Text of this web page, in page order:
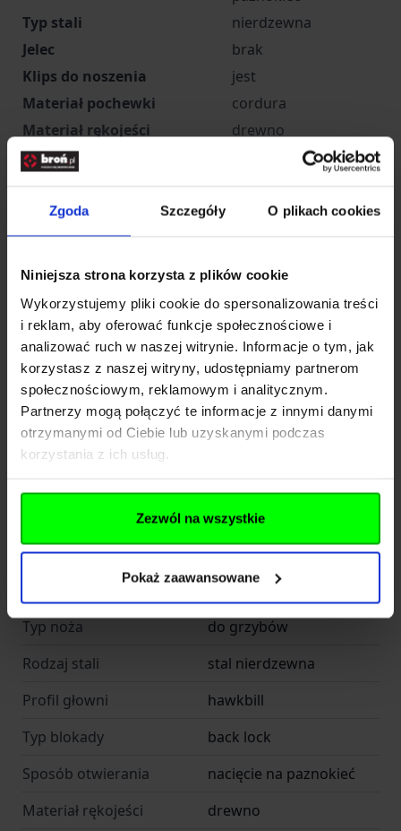
Zgoda Szczegóły O plikach cookies
Niniejsza strona korzysta z plików cookie
Wykorzystujemy pliki cookie do spersonalizowania treści
i reklam, aby oferować funkcje społecznościowe i
analizować ruch w naszej witrynie. Informacje o tym, jak
korzystasz z naszej witryny, udostępniamy partnerom
społecznościowym, reklamowym i analitycznym.
Partnerzy mogą połączyć te informacje z innymi danymi
otrzymanymi od Ciebie lub uzyskanymi podczas
korzystania z ich usług.
Zezwól na wszystkie
Pokaż zaawansowane
Typ stali
nierdzewna
Jelec
brak
Klips do noszenia
jest
Materiał pochewki
cordura
Materiał rękojeści
drewno
Pochewka
Zastosowanie
(przeznaczenie)
grzybobranie
Długość po złożeniu [mm]
Producent
Joker, Hiszpania
Rozwiń opis
Dane techniczne
KOL.060-086
EAN
8436023209045
Typ noża
do grzybów
Rodzaj stali
stal nierdzewna
Profil głowni
hawkbill
Typ blokady
back lock
Sposób otwierania
nacięcie na paznokieć
Materiał rękojeści
drewno